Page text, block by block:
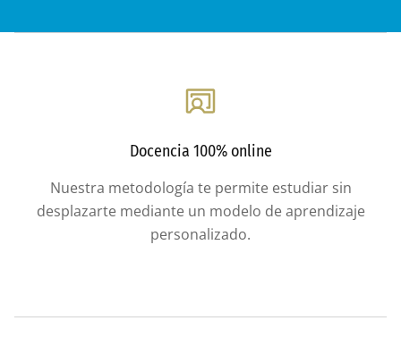
Docencia 100% online
Nuestra metodología te permite estudiar sin
desplazarte mediante un modelo de aprendizaje
personalizado.